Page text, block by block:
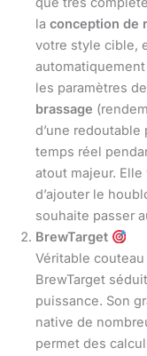
la conception de
votre style cible,
les paramètres
brassage
d’une
temps réel
atout majeur.
d’ajouter le
souhaite passer
BrewTarget
Véritable
BrewTarget
puissance. Son
native de
permet des